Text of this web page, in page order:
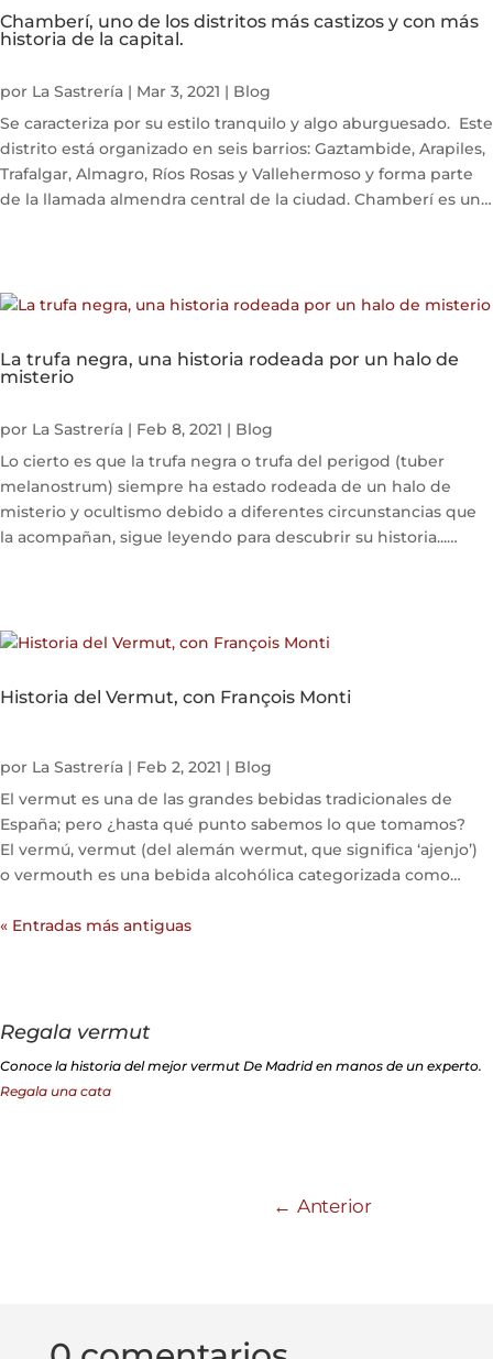
Chamberí, uno de los distritos más castizos y con más
historia de la capital.
por La Sastrería | Mar 3, 2021 | Blog
Se caracteriza por su estilo tranquilo y algo aburguesado. Este
distrito está organizado en seis barrios: Gaztambide, Arapiles,
Trafalgar, Almagro, Ríos Rosas y Vallehermoso y forma parte
de la llamada almendra central de la ciudad. Chamberí es uno
La trufa negra, una historia rodeada por un halo de
misterio
por La Sastrería | Feb 8, 2021 | Blog
Lo cierto es que la trufa negra o trufa del perigod (tuber
melanostrum) siempre ha estado rodeada de un halo de
misterio y ocultismo debido a diferentes circunstancias que
la acompañan, sigue leyendo para descubrir su historia...
Historia del Vermut, con François Monti
por La Sastrería | Feb 2, 2021 | Blog
El vermut es una de las grandes bebidas tradicionales de
España; pero ¿hasta qué punto sabemos lo que tomamos?
El vermú, vermut (del alemán wermut, que significa ‘ajenjo’)
o vermouth es una bebida alcohólica categorizada como
« Entradas más antiguas
Regala vermut
Conoce la historia del mejor vermut De Madrid en manos de un experto.
Regala una cata
← Anterior